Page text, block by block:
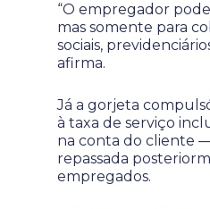
“O empregador
mas somente para
sociais,
afirma.
Já a gorjeta
à taxa de serviço
na conta do cliente
repassada
empregados.